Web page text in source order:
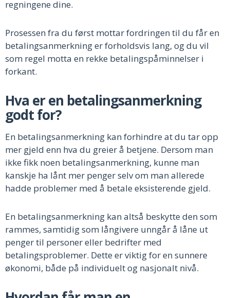
regningene dine.
Prosessen fra du først mottar fordringen til du får en
betalingsanmerkning er forholdsvis lang, og du vil
som regel motta en rekke betalingspåminnelser i
forkant.
Hva er en betalingsanmerkning
godt for?
En betalingsanmerkning kan forhindre at du tar opp
mer gjeld enn hva du greier å betjene. Dersom man
ikke fikk noen betalingsanmerkning, kunne man
kanskje ha lånt mer penger selv om man allerede
hadde problemer med å betale eksisterende gjeld.
En betalingsanmerkning kan altså beskytte den som
rammes, samtidig som långivere unngår å låne ut
penger til personer eller bedrifter med
betalingsproblemer. Dette er viktig for en sunnere
økonomi, både på individuelt og nasjonalt nivå.